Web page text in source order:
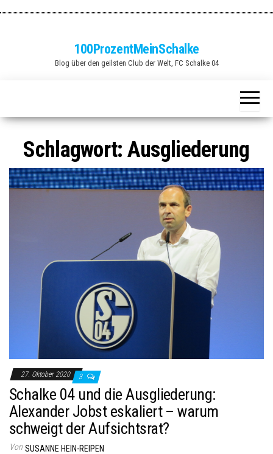
100ProzentMeinSchalke
Blog über den geilsten Club der Welt, FC Schalke 04
Schlagwort: Ausgliederung
27. Oktober 2020 3
Schalke 04 und die Ausgliederung:
Alexander Jobst eskaliert – warum
schweigt der Aufsichtsrat?
Von SUSANNE HEIN-REIPEN